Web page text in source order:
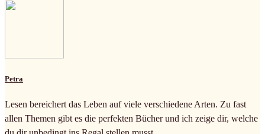
Petra
Lesen bereichert das Leben auf viele verschiedene Arten. Zu fast
allen Themen gibt es die perfekten Bücher und ich zeige dir, welche